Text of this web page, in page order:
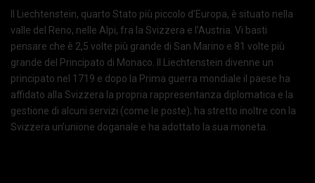
Il Liechtenstein, quarto Stato più piccolo d’Europa, è situato nella
valle del Reno, nelle Alpi, fra la Svizzera e l’Austria. Vi basti
pensare che è 2,5 volte più grande di San Marino e 81 volte più
grande del Principato di Monaco. ll Liechtenstein divenne un
principato nel 1719 e dopo la Prima guerra mondiale il paese ha
affidato alla Svizzera la propria rappresentanza diplomatica e la
gestione di alcuni servizi (come le poste); ha stretto inoltre con la
Svizzera un’unione doganale e ha adottato la sua moneta.